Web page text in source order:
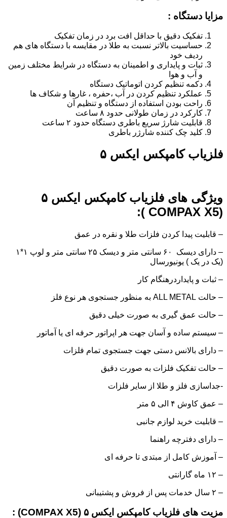
مزایا دستگاه :
تفکیک دقیق با حداقل افت برد در زمان تفکیک
حساسیت بالاتر نسبت به طلا در مقایسه با دستگاه های هم
ردیف خود
ثبات و پایداری و اطمینان به دستگاه در شرایط مختلف زمین
و آب و هوا
دکمه تنظیم کردن اتوماتیک دستگاه
عملکرد تنظیم کردن در آب ،حفره ، غارها و شکاف ها
راحت بودن استفاده از دستگاه و تنظیم آن
کارکرد در زمان طولانی حدود ۸ ساعت
قابلیت شارژ سریع باطری دستگاه حدود ۲ ساعت
کلید چک کننده شارژر باطری
فلزیاب کامپکس ایکس ۵
ویژگی های فلزیاب کامپکس ایکس ۵
(COMPAX X5 ):
– قابلیت پیدا کردن فلزات طلا و نقره در عمق
– دارای دیسک ۶۰ سانتی متر و دیسک ۲۵ سانتی متر و لوپ ۱*۱
(یک در یک ) یونیورسال
– ثبات و پایداردرهنگام کار
– حالت ALL METAL به منظور جستجوی هر نوع فلز
– حالت عمق گیری به صورت خیلی دقیق
– سیستم ساده و آسان جهت هر اپراتور حرفه ای یا آماتور
– دارای بالانس دستی جهت جستجوی تمام فلزات
– حالت تفکیک فلزات به صورت دقیق
-جداسازی فلز و طلا از سایر فلزات
– عمق کاوش ۴ الی ۵ متر
– قابلیت خرید لوازم جانبی
– دارای دفترچه راهنما
– آموزش کامل از مبتدی تا حرفه ای
– ۱۲ ماه گارانتی
– ۲ سال خدمات پس از فروش و پشتیبانی
مزیت های فلزیاب کامپکس ایکس ۵ (COMPAX X5) :